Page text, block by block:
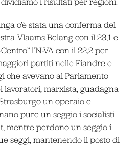
c’è stata una conferma del
Vlaams Belang con il 23,1 e
l’N-VA con il 22,2 per
partiti nelle Fiandre e
che avevano al Parlamento
lavoratori, marxista, guadagna
un operaio e
pure un seggio i socialisti
mentre perdono un seggio i
seggi, mantenendo il posto di